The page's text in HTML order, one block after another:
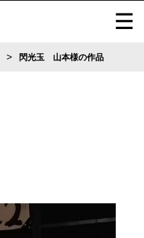
> 閃光玉 山本様の作品